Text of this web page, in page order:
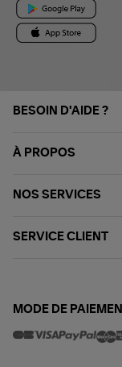
BESOIN D'AIDE ?
À PROPOS
NOS SERVICES
SERVICE CLIENT
MODE DE